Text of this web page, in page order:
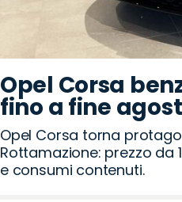
Opel Corsa
fino a fine
Opel Corsa torna
Rottamazione: prezzo da
e consumi contenuti.